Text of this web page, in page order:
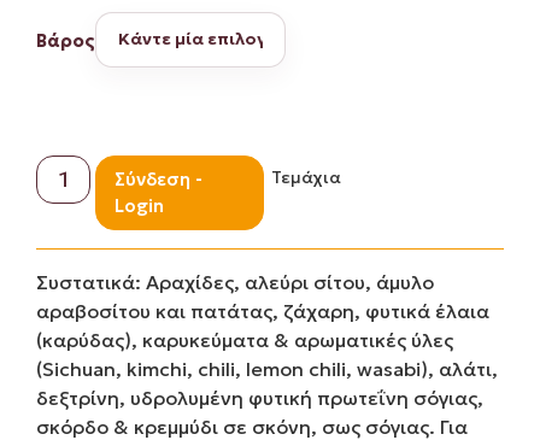
Βάρος
Τεμάχια
Σύνδεση -
Login
Συστατικά: Αραχίδες, αλεύρι σίτου, άμυλο
αραβοσίτου και πατάτας, ζάχαρη, φυτικά έλαια
(καρύδας), καρυκεύματα & αρωματικές ύλες
(Sichuan, kimchi, chili, lemon chili, wasabi), αλάτι,
δεξτρίνη, υδρολυμένη φυτική πρωτεΐνη σόγιας,
σκόρδο & κρεμμύδι σε σκόνη, σως σόγιας. Για